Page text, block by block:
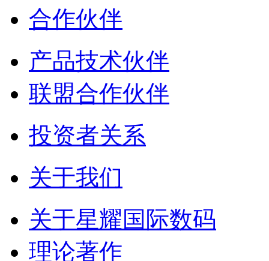
合作伙伴
产品技术伙伴
联盟合作伙伴
投资者关系
关于我们
关于星耀国际数码
理论著作